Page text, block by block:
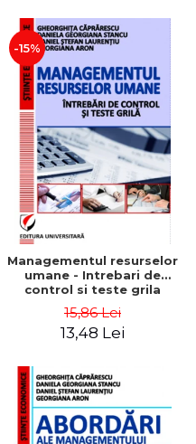
-15%
Managementul resurselor
umane - Intrebari de
control si teste grila
15,86 Lei
13,48 Lei